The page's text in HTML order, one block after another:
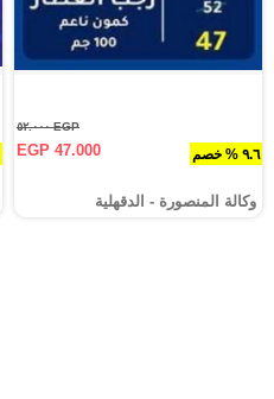
٩.٦ % خصم
EGP ٥٢.٠٠٠
EGP 47.000
وكالة المنصورة - الدقهلية‎